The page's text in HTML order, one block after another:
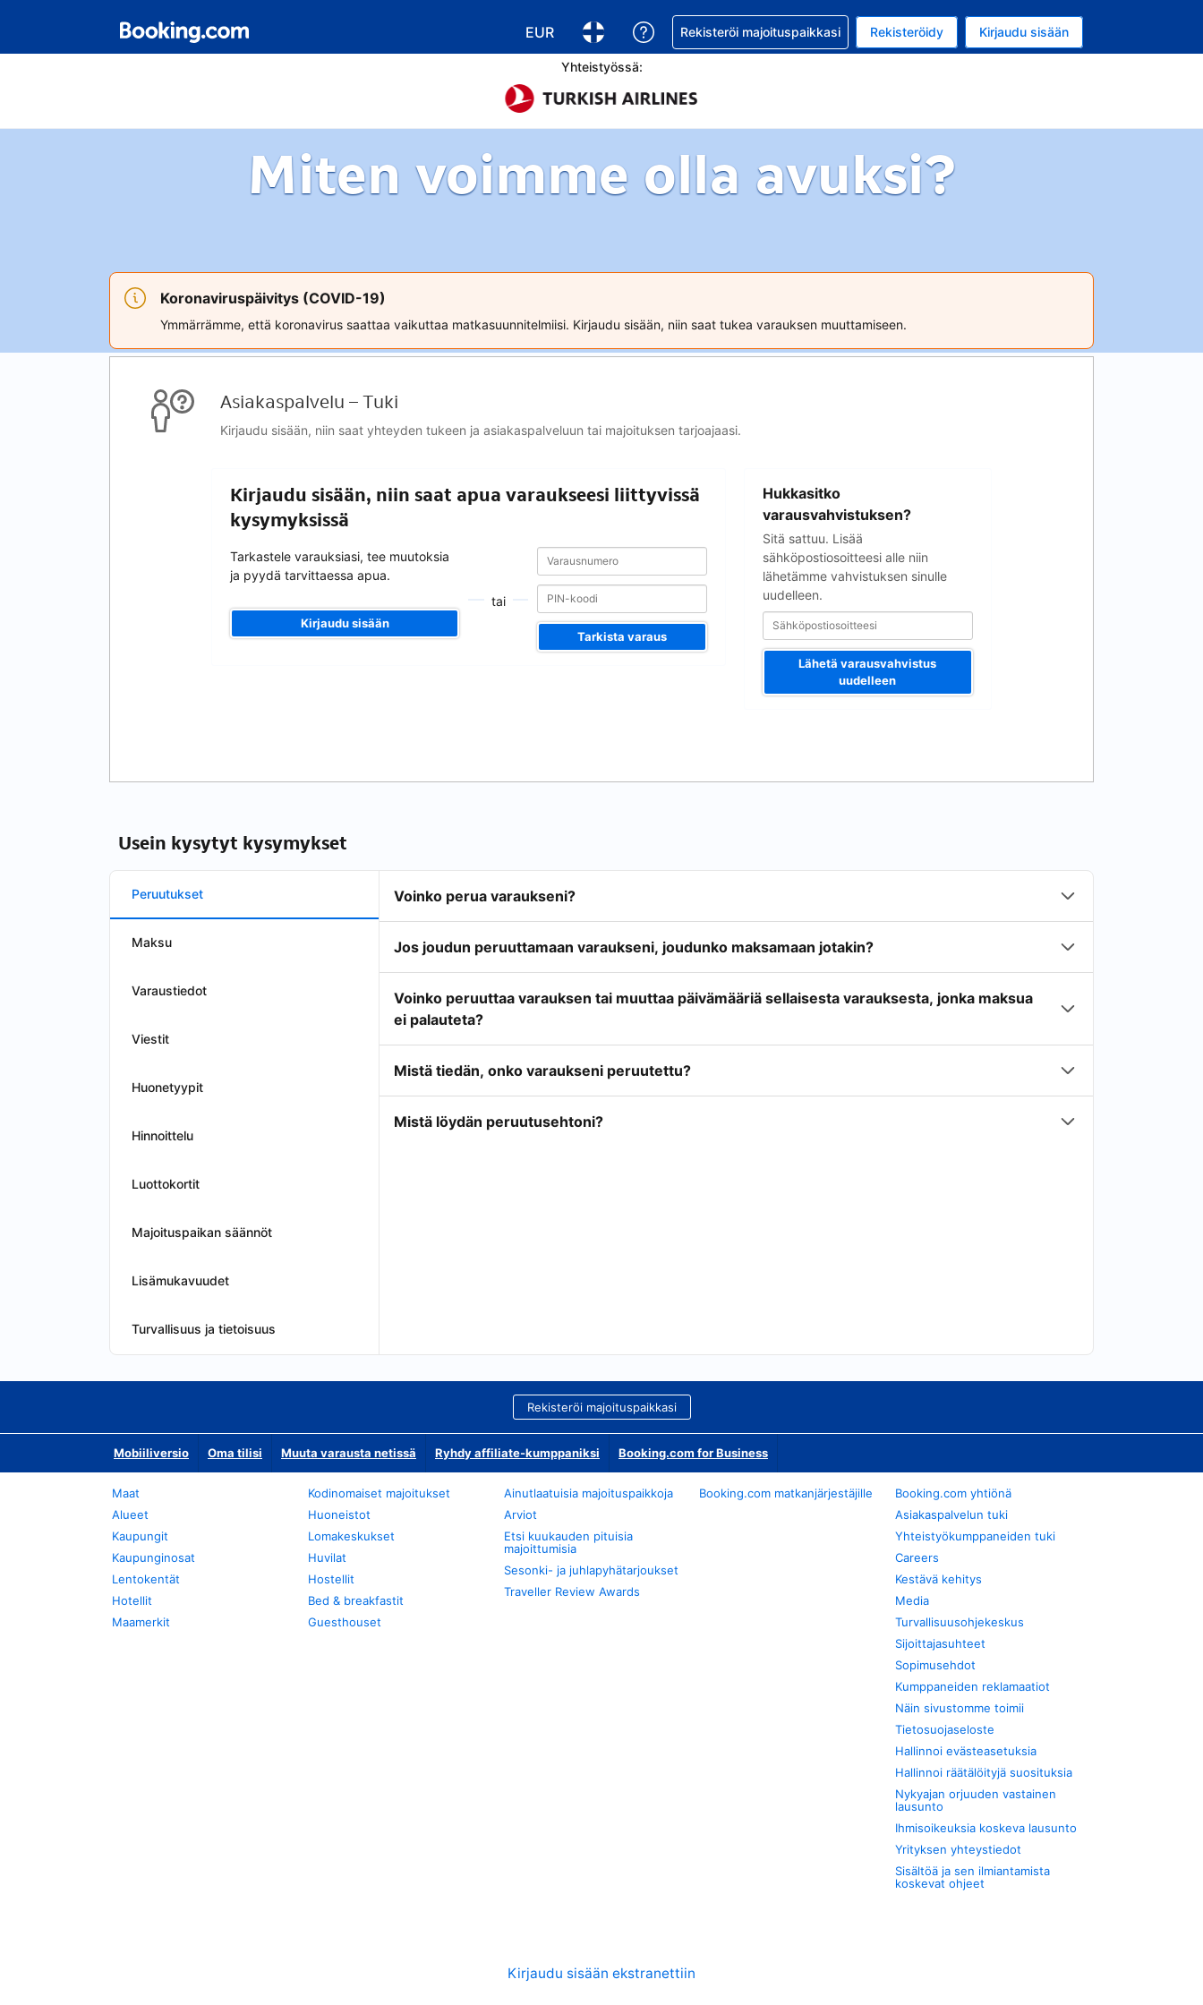
EUR
Valitse valuutta. Tämänhetkinen valuutta on EUR
Valitse kieli. Tämänhetkinen kieli on Suomi
Pyydä apua varauksesi kanssa
Rekisteröi majoituspaikkasi Rekisteröidy Kirjaudu sisään
Yhteistyössä:
Miten voimme olla avuksi?
Koronaviruspäivitys (COVID-19)
Ymmärrämme, että koronavirus saattaa vaikuttaa matkasuunnitelmiisi. Kirjaudu sisään, niin saat tukea varauksen muuttamiseen.
Asiakaspalvelu – Tuki
Kirjaudu sisään, niin saat yhteyden tukeen ja asiakaspalveluun tai majoituksen tarjoajaasi.
Kirjaudu sisään, niin saat apua varaukseesi liittyvissä
kysymyksissä
Tarkastele varauksiasi, tee muutoksia
ja pyydä tarvittaessa apua.
Kirjaudu sisään
tai
Varausnumero
Varausnumero
Tarkista varaus
Hukkasitko
varausvahvistuksen?
Sitä sattuu. Lisää
sähköpostiosoitteesi alle niin
lähetämme vahvistuksen sinulle
uudelleen.
Lähetä varausvahvistus
uudelleen
Usein kysytyt kysymykset
Peruutukset
Maksu
Varaustiedot
Viestit
Huonetyypit
Hinnoittelu
Luottokortit
Majoituspaikan säännöt
Lisämukavuudet
Turvallisuus ja tietoisuus
Voinko perua varaukseni?
Jos joudun peruuttamaan varaukseni, joudunko maksamaan jotakin?
Voinko peruuttaa varauksen tai muuttaa päivämääriä sellaisesta varauksesta, jonka maksua
ei palauteta?
Mistä tiedän, onko varaukseni peruutettu?
Mistä löydän peruutusehtoni?
Rekisteröi majoituspaikkasi
Mobiiliversio Oma tilisi Muuta varausta netissä Ryhdy affiliate-kumppaniksi Booking.com for Business
Maat
Alueet
Kaupungit
Kaupunginosat
Lentokentät
Hotellit
Maamerkit
Kodinomaiset majoitukset
Huoneistot
Lomakeskukset
Huvilat
Hostellit
Bed & breakfastit
Guesthouset
Ainutlaatuisia majoituspaikkoja
Arviot
Etsi kuukauden pituisia
majoittumisia
Sesonki- ja juhlapyhätarjoukset
Traveller Review Awards
Booking.com matkanjärjestäjille
Booking.com yhtiönä
Asiakaspalvelun tuki
Yhteistyökumppaneiden tuki
Careers
Kestävä kehitys
Media
Turvallisuusohjekeskus
Sijoittajasuhteet
Sopimusehdot
Kumppaneiden reklamaatiot
Näin sivustomme toimii
Tietosuojaseloste
Hallinnoi evästeasetuksia
Hallinnoi räätälöityjä suosituksia
Nykyajan orjuuden vastainen
lausunto
Ihmisoikeuksia koskeva lausunto
Yrityksen yhteystiedot
Sisältöä ja sen ilmiantamista
koskevat ohjeet
Kirjaudu sisään ekstranettiin